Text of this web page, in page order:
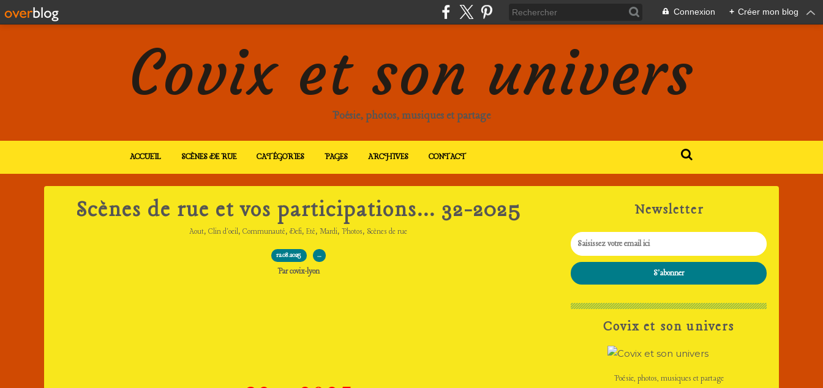
Connexion + Créer mon blog
Covix et son univers
Poésie, photos, musiques et partage
ACCUEIL SCÈNES DE RUE CATÉGORIES PAGES ARCHIVES CONTACT
Scènes de rue et vos participations... 32-2025
Aout, Clin d'oeil, Communauté, Defi, Eté, Mardi, Photos, Scènes de rue
12.08.2025 …
Par covix-lyon
Newsletter
Covix et son univers
Poésie, photos, musiques et partage